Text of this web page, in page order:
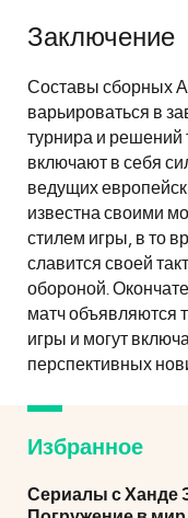
Заключение
Составы сборных
варьироваться в
турнира и решений
включают в себя
ведущих
известна своими
стилем игры, в то
славится своей
обороной.
матч объявляются
игры и могут
перспективных
Избранное
Сериалы с Ханде